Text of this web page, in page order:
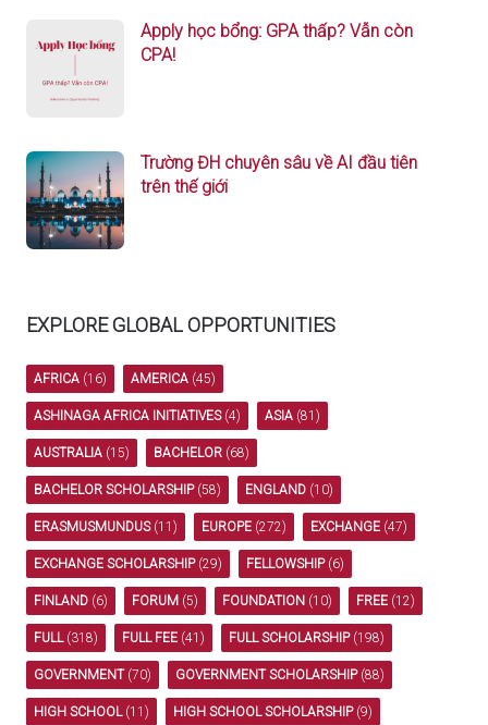
Apply học bổng: GPA thấp? Vẫn còn
CPA!
Trường ĐH chuyên sâu về AI đầu tiên
trên thế giới
EXPLORE GLOBAL OPPORTUNITIES
AFRICA (16) AMERICA (45)
ASHINAGA AFRICA INITIATIVES(4) ASIA (81)
AUSTRALIA (15) BACHELOR (68)
BACHELOR SCHOLARSHIP(58) ENGLAND (10)
ERASMUSMUNDUS(11) EUROPE (272) EXCHANGE (47)
EXCHANGE SCHOLARSHIP(29) FELLOWSHIP(6)
FINLAND (6) FORUM (5) FOUNDATION (10) FREE (12)
FULL(318) FULL FEE (41) FULL SCHOLARSHIP(198)
GOVERNMENT(70) GOVERNMENT SCHOLARSHIP(88)
HIGH SCHOOL(11) HIGH SCHOOL SCHOLARSHIP(9)